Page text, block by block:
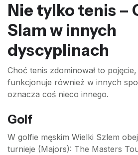
Nie tylko tenis –
Slam w innych
dyscyplinach
Choć tenis zdominował to
funkcjonuje również w innych
oznacza coś nieco innego.
Golf
W golfie męskim Wielki Szlem
turnieje (Majors): The Masters